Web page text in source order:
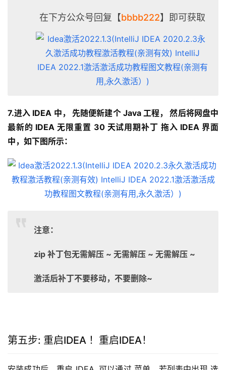
在下方公众号回复【bbbb222】即可获取
7.进入 IDEA 中， 先随便新建个 Java 工程， 然后将网盘中
最新的 IDEA 无限重置 30 天试用期补丁 拖入 IDEA 界面
中，如下图所示：
注意：
zip 补丁包无需解压 ~ 无需解压 ~ 无需解压 ~
激活后补丁不要移动，不要删除~
第五步: 重启IDEA ！重启IDEA！